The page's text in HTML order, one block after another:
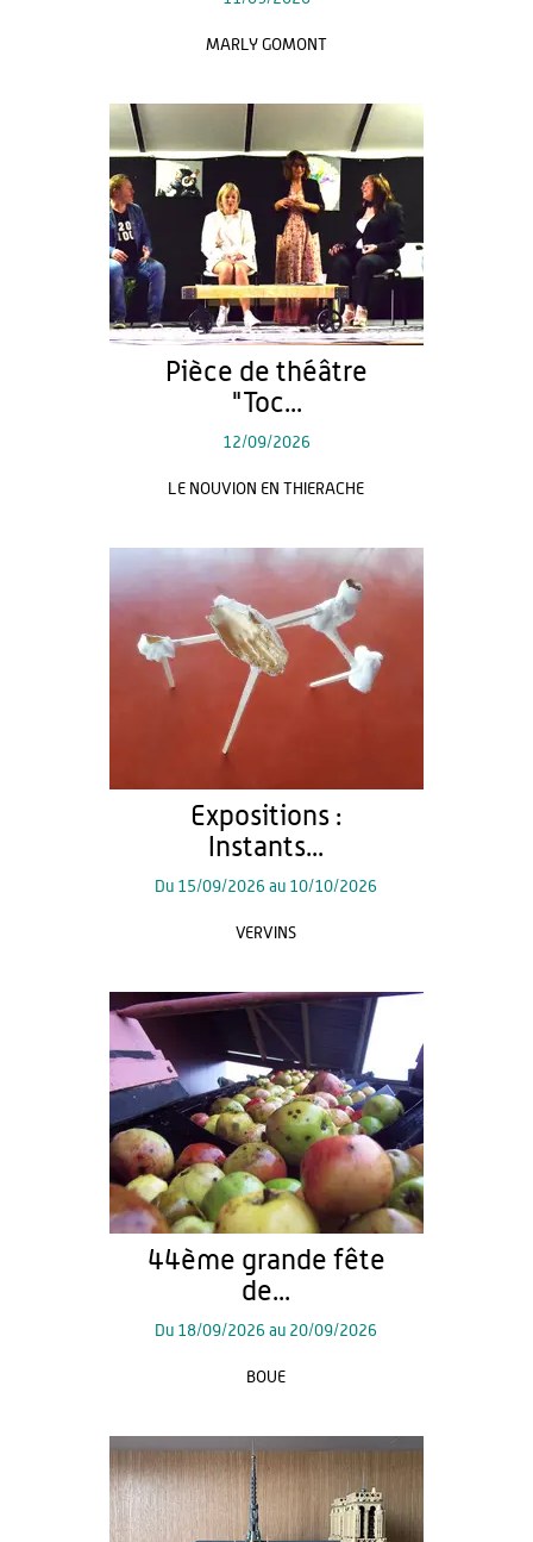
MARLY GOMONT
Pièce de théâtre
"Toc...
12/09/2026
LE NOUVION EN THIERACHE
Expositions :
Instants...
Du 15/09/2026 au 10/10/2026
VERVINS
44ème grande fête
de...
Du 18/09/2026 au 20/09/2026
BOUE